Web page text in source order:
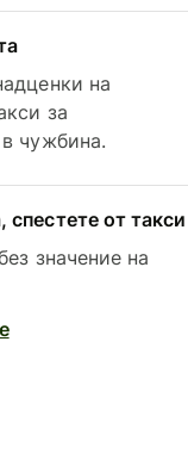
на
за
чужбина.
от такси
значение на